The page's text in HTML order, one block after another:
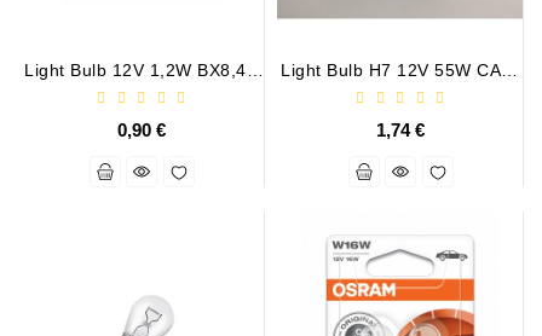
Light Bulb 12V 1,2W BX8,4D
BLUE
0,90 €
Light Bulb H7 12V 55W CAR-
COM
1,74 €